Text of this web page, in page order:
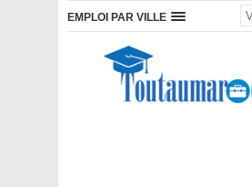
EMPLOI PAR VILLE